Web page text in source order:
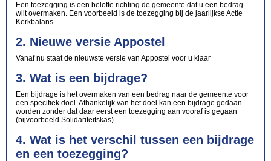
Een toezegging is een belofte richting de gemeente dat u een bedrag
wilt overmaken. Een voorbeeld is de toezegging bij de jaarlijkse Actie
Kerkbalans.
2. Nieuwe versie Appostel
Vanaf nu staat de nieuwste versie van Appostel voor u klaar
3. Wat is een bijdrage?
Een bijdrage is het overmaken van een bedrag naar de gemeente voor
een specifiek doel. Afhankelijk van het doel kan een bijdrage gedaan
worden zonder dat daar eerst een toezegging aan vooraf is gegaan
(bijvoorbeeld Solidariteitskas).
4. Wat is het verschil tussen een bijdrage
en een toezegging?